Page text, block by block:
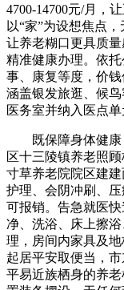
4700-14700元/月，
以“家”为设想焦点
让养老糊口更具质
精准健康办理。依
事、康复等度，价
涵盖银发旅逛、候
医务室并纳入医点
既保障身体健康
区十三陵镇养老照
寸草养老院院区建
护理、会阴冲刷、
可报销。告急就医
净、洗浴、床上擦
理，房间内家具及
起居平安取便当，
平易近族栖身的养